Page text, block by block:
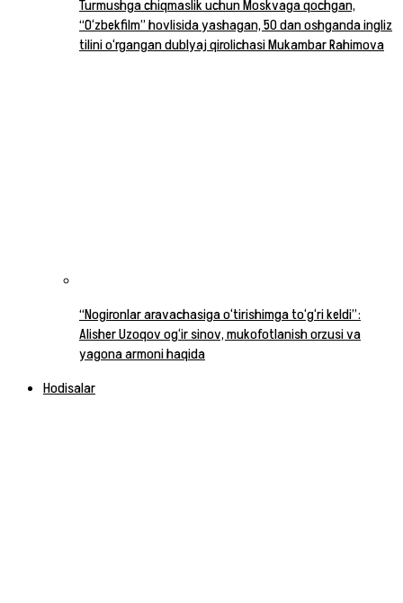
Turmushga chiqmaslik uchun Moskvaga qochgan,
“O‘zbekfilm” hovlisida yashagan, 50 dan oshganda ingliz
tilini o‘rgangan dublyaj qirolichasi Mukambar Rahimova
“Nogironlar aravachasiga o‘tirishimga to‘g‘ri keldi”:
Alisher Uzoqov og‘ir sinov, mukofotlanish orzusi va
yagona armoni haqida
Hodisalar